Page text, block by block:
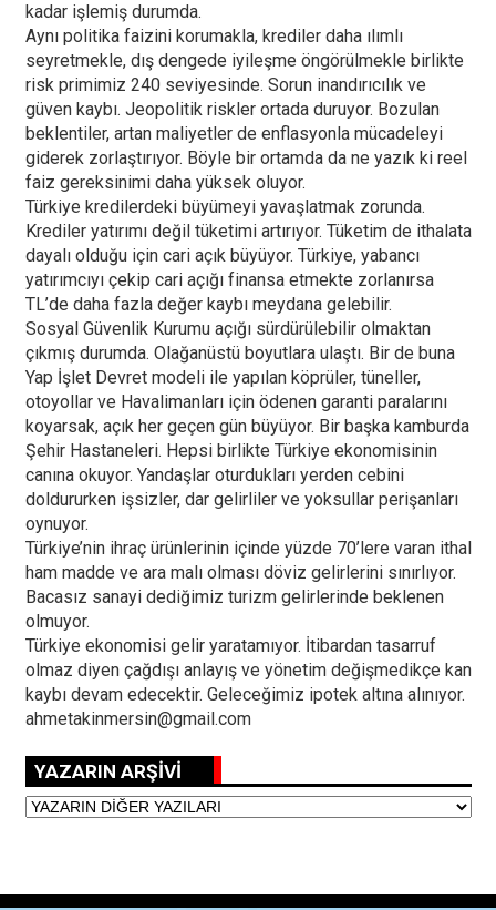
kadar işlemiş durumda.
Aynı politika faizini korumakla, krediler daha ılımlı
seyretmekle, dış dengede iyileşme öngörülmekle birlikte
risk primimiz 240 seviyesinde. Sorun inandırıcılık ve
güven kaybı. Jeopolitik riskler ortada duruyor. Bozulan
beklentiler, artan maliyetler de enflasyonla mücadeleyi
giderek zorlaştırıyor. Böyle bir ortamda da ne yazık ki reel
faiz gereksinimi daha yüksek oluyor.
Türkiye kredilerdeki büyümeyi yavaşlatmak zorunda.
Krediler yatırımı değil tüketimi artırıyor. Tüketim de ithalata
dayalı olduğu için cari açık büyüyor. Türkiye, yabancı
yatırımcıyı çekip cari açığı finansa etmekte zorlanırsa
TL’de daha fazla değer kaybı meydana gelebilir.
Sosyal Güvenlik Kurumu açığı sürdürülebilir olmaktan
çıkmış durumda. Olağanüstü boyutlara ulaştı. Bir de buna
Yap İşlet Devret modeli ile yapılan köprüler, tüneller,
otoyollar ve Havalimanları için ödenen garanti paralarını
koyarsak, açık her geçen gün büyüyor. Bir başka kamburda
Şehir Hastaneleri. Hepsi birlikte Türkiye ekonomisinin
canına okuyor. Yandaşlar oturdukları yerden cebini
doldururken işsizler, dar gelirliler ve yoksullar perişanları
oynuyor.
Türkiye’nin ihraç ürünlerinin içinde yüzde 70’lere varan ithal
ham madde ve ara malı olması döviz gelirlerini sınırlıyor.
Bacasız sanayi dediğimiz turizm gelirlerinde beklenen
olmuyor.
Türkiye ekonomisi gelir yaratamıyor. İtibardan tasarruf
olmaz diyen çağdışı anlayış ve yönetim değişmedikçe kan
kaybı devam edecektir. Geleceğimiz ipotek altına alınıyor.
ahmetakinmersin@gmail.com
YAZARIN ARŞİVİ